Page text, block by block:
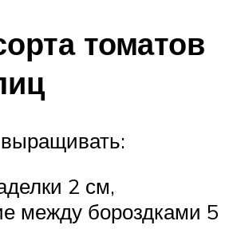
томатов
2 см,
между бороздками 5